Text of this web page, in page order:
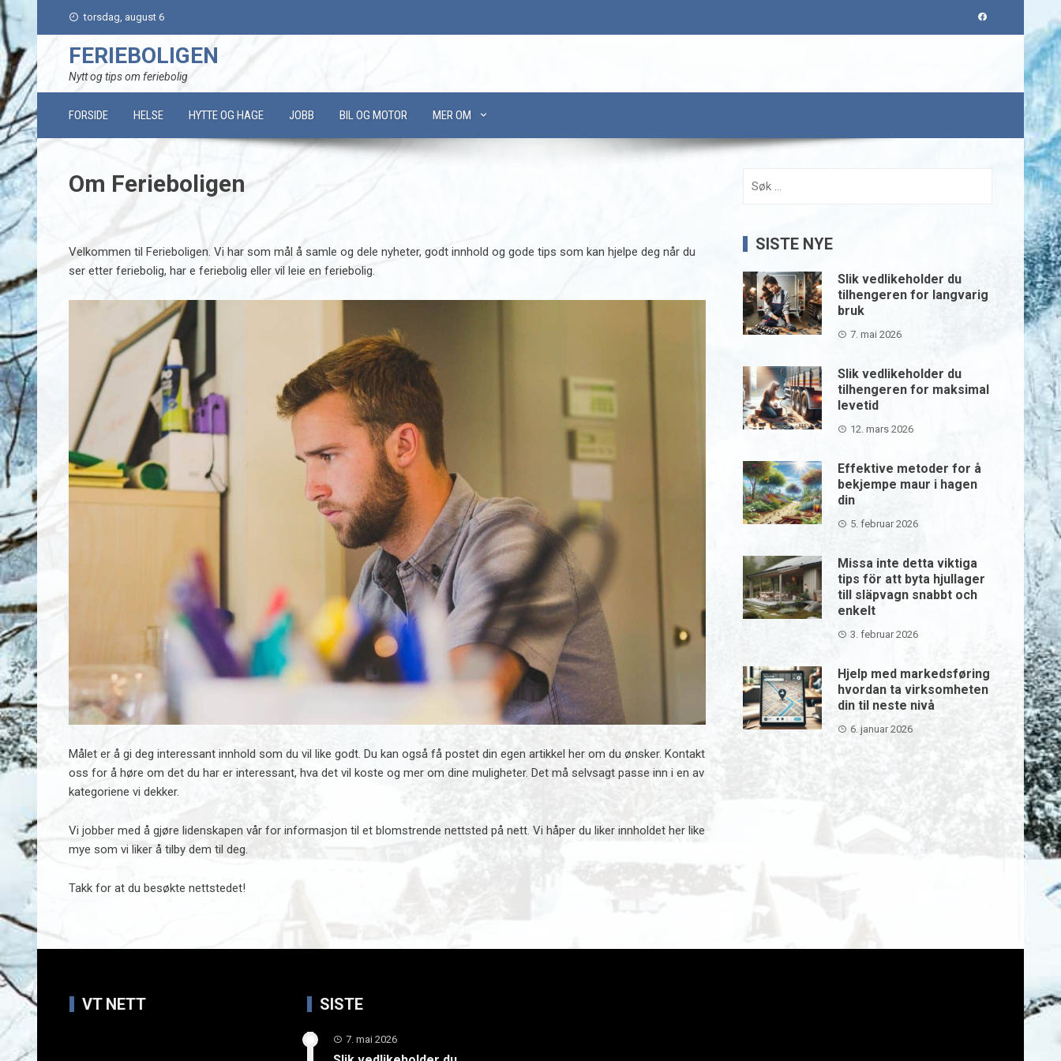
content
torsdag, august 6
FERIEBOLIGEN
Nytt og tips om feriebolig
FORSIDE HELSE HYTTE OG HAGE JOBB BIL OG MOTOR MER OM
Om Ferieboligen
Velkommen til Ferieboligen. Vi har som mål å samle og dele nyheter, godt innhold og gode tips som kan hjelpe deg når du
ser etter feriebolig, har e feriebolig eller vil leie en feriebolig.
Målet er å gi deg interessant innhold som du vil like godt. Du kan også få postet din egen artikkel her om du ønsker. Kontakt
oss for å høre om det du har er interessant, hva det vil koste og mer om dine muligheter. Det må selvsagt passe inn i en av
kategoriene vi dekker.
Vi jobber med å gjøre lidenskapen vår for informasjon til et blomstrende nettsted på nett. Vi håper du liker innholdet her like
mye som vi liker å tilby dem til deg.
Takk for at du besøkte nettstedet!
etter:
SISTE NYE
Slik vedlikeholder du
tilhengeren for langvarig
bruk
7. mai 2026
Slik vedlikeholder du
tilhengeren for maksimal
levetid
12. mars 2026
Effektive metoder for å
bekjempe maur i hagen
din
5. februar 2026
Missa inte detta viktiga
tips för att byta hjullager
till släpvagn snabbt och
enkelt
3. februar 2026
Hjelp med markedsføring
hvordan ta virksomheten
din til neste nivå
6. januar 2026
VT NETT SISTE
7. mai 2026